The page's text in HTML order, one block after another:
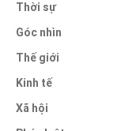
Thời sự
Góc nhìn
Thế giới
Kinh tế
Xã hội